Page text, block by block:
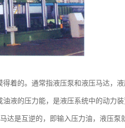
着的。通常指液压泵和液压马达，
液的压力能，是液压系统中的动力
达是互逆的，即输入压力油，液压泵